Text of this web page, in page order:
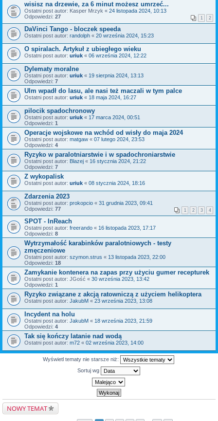
wisisz na drzewie, za 6 minut możesz umrzeć...
Ostatni post autor: Kasper Mrzyk « 24 listopada 2024, 10:13
Odpowiedzi: 27 1 2
DaVinci Tango - bloczek speeda
Ostatni post autor: randolph « 20 września 2024, 15:23
O spiralach. Artykuł z ubiegłego wieku
Ostatni post autor: uriuk « 06 września 2024, 12:22
Dylematy moralne
Ostatni post autor: uriuk « 19 sierpnia 2024, 13:13
Odpowiedzi: 7
Ulm wpadł do lasu, ale nasi też maczali w tym palce
Ostatni post autor: uriuk « 18 maja 2024, 16:27
pilocik spadochronowy
Ostatni post autor: uriuk « 17 marca 2024, 00:51
Odpowiedzi: 1
Operacje wojskowe na wchód od wisły do maja 2024
Ostatni post autor: matgaw « 07 lutego 2024, 23:53
Odpowiedzi: 4
Ryzyko w paralotniarstwie i w spadochroniarstwie
Ostatni post autor: Blazej « 16 stycznia 2024, 21:22
Odpowiedzi: 7
Z wykopalisk
Ostatni post autor: uriuk « 08 stycznia 2024, 18:16
Zdarzenia 2023
Ostatni post autor: prokopcio « 31 grudnia 2023, 09:41
Odpowiedzi: 77 1 2 3 4
SPOT - InReach
Ostatni post autor: freerando « 16 listopada 2023, 17:17
Odpowiedzi: 8
Wytrzymałość karabinków paralotniowych - testy
zmęczeniowe
Ostatni post autor: szymon.strus « 13 listopada 2023, 22:00
Odpowiedzi: 18
Zamykanie kontenera na zapas przy użyciu gumer recepturek
Ostatni post autor: JGość « 30 września 2023, 13:42
Odpowiedzi: 1
Ryzyko związane z akcją ratowniczą z użyciem helikoptera
Ostatni post autor: JakubM « 23 września 2023, 13:08
Incydent na holu
Ostatni post autor: JakubM « 18 września 2023, 21:59
Odpowiedzi: 4
Tak się kończy latanie nad wodą
Ostatni post autor: m72 « 02 września 2023, 14:00
Wyświetl tematy nie starsze niż:
Sortuj wg
NOWY TEMAT